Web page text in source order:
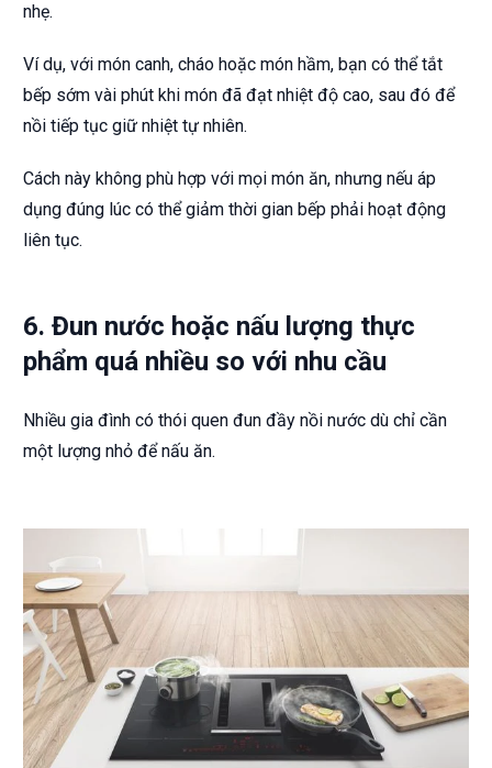
nhẹ.
Ví dụ, với món canh, cháo hoặc món hầm, bạn có thể tắt
bếp sớm vài phút khi món đã đạt nhiệt độ cao, sau đó để
nồi tiếp tục giữ nhiệt tự nhiên.
Cách này không phù hợp với mọi món ăn, nhưng nếu áp
dụng đúng lúc có thể giảm thời gian bếp phải hoạt động
liên tục.
6. Đun nước hoặc nấu lượng thực
phẩm quá nhiều so với nhu cầu
Nhiều gia đình có thói quen đun đầy nồi nước dù chỉ cần
một lượng nhỏ để nấu ăn.